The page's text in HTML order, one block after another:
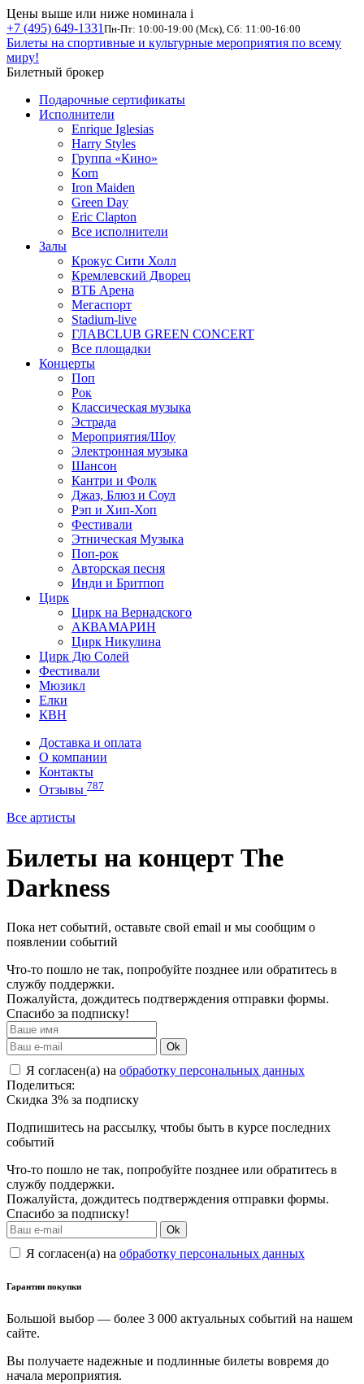
Цены выше или ниже номинала i
+7 (495) 649-1331 Пн-Пт: 10:00-19:00 (Мск), Сб: 11:00-16:00
Билеты на спортивные и культурные мероприятия по всему
миру!
Билетный брокер
Подарочные сертификаты
Исполнители
Enrique Iglesias
Harry Styles
Группа «Кино»
Korn
Iron Maiden
Green Day
Eric Clapton
Все исполнители
Залы
Крокус Сити Холл
Кремлевский Дворец
ВТБ Арена
Мегаспорт
Stadium-live
ГЛАВCLUB GREEN CONCERT
Все площадки
Концерты
Поп
Рок
Классическая музыка
Эстрада
Мероприятия/Шоу
Электронная музыка
Шансон
Кантри и Фолк
Джаз, Блюз и Соул
Рэп и Хип-Хоп
Фестивали
Этническая Музыка
Поп-рок
Авторская песня
Инди и Бритпоп
Цирк
Цирк на Вернадского
АКВАМАРИН
Цирк Никулина
Цирк Дю Солей
Фестивали
Мюзикл
Елки
КВН
Доставка и оплата
О компании
Контакты
Отзывы 787
Все артисты
Билеты на концерт The
Darkness
Пока нет событий, оставьте свой email и мы сообщим о
появлении событий
Что-то пошло не так, попробуйте позднее или обратитесь в
службу поддержки.
Пожалуйста, дождитесь подтверждения отправки формы.
Спасибо за подписку!
Ok
Я согласен(а) на обработку персональных данных
Поделиться:
Скидка 3% за подписку
Подпишитесь на рассылку, чтобы быть в курсе последних
событий
Что-то пошло не так, попробуйте позднее или обратитесь в
службу поддержки.
Пожалуйста, дождитесь подтверждения отправки формы.
Спасибо за подписку!
Ok
Я согласен(а) на обработку персональных данных
Гарантии покупки
Большой выбор — более 3 000 актуальных событий на нашем
сайте.
Вы получаете надежные и подлинные билеты вовремя до
начала мероприятия.